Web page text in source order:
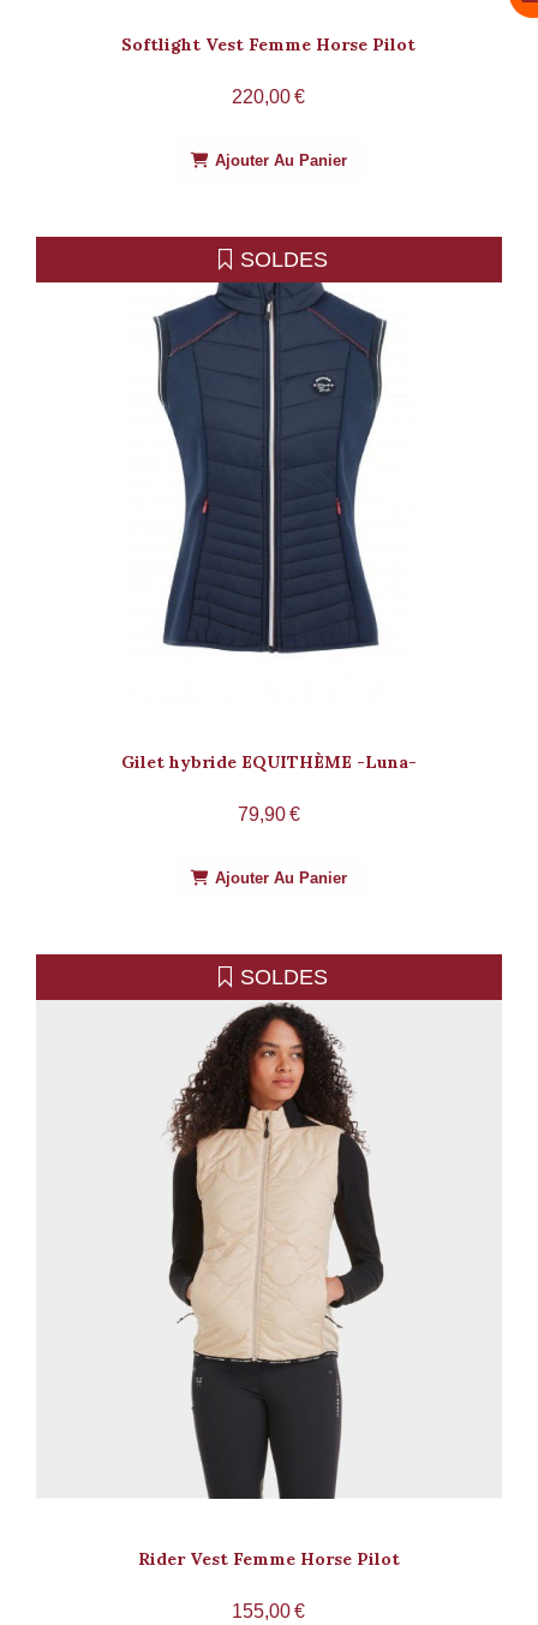
Softlight Vest Femme Horse Pilot
220,00€
Ajouter Au Panier
SOLDES
Gilet hybride EQUITHÈME -Luna-
79,90€
Ajouter Au Panier
SOLDES
Rider Vest Femme Horse Pilot
155,00€